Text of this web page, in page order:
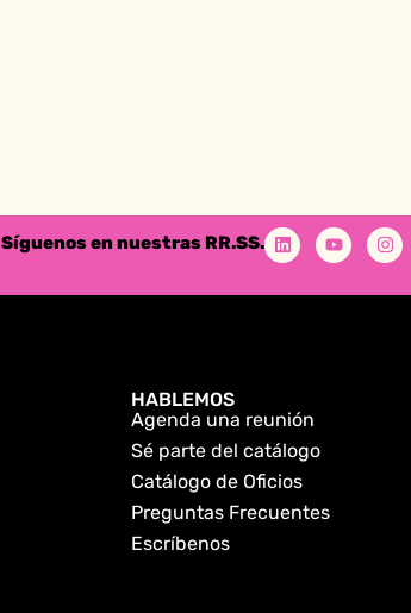
Síguenos en nuestras RR.SS.
HABLEMOS
Agenda una reunión
Sé parte del catálogo
Catálogo de Oficios
Preguntas Frecuentes
Escríbenos